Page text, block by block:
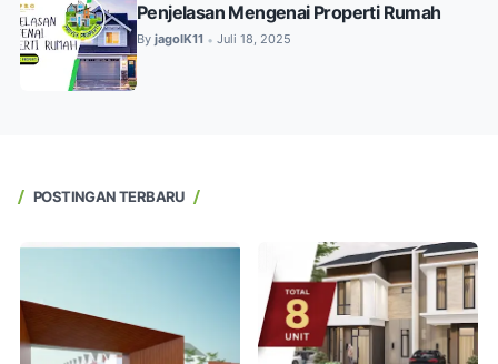
Penjelasan Mengenai Properti Rumah
By jagoIK11 • Juli 18, 2025
POSTINGAN TERBARU